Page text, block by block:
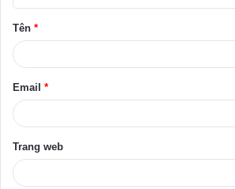
ậ
n
Tên *
Email *
Trang web